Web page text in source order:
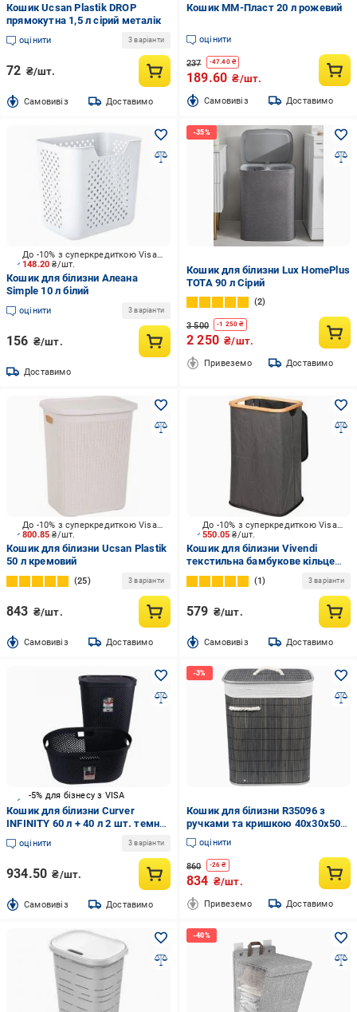
Кошик Ucsan Plastik DROP
прямокутна 1,5 л сірий металік
оцінити 3 варіанти
72 ₴/шт.
Cамовивіз Доставимо
Кошик ММ-Пласт 20 л рожевий
оцінити
237 -47.40₴
189.60 ₴/шт.
Cамовивіз Доставимо
148.20₴/шт.
До -10% з суперкредиткою Visa Вигода
Кошик для білизни Алеана
Simple 10 л білий
оцінити 3 варіанти
156 ₴/шт.
Доставимо
Кошик для білизни Lux HomePlus
TOTA 90 л Сірий
2
3 500 -1 250 ₴
2 250 ₴/шт.
Привеземо Доставимо
800.85₴/шт.
До -10% з суперкредиткою Visa Вигода
Кошик для білизни Ucsan Plastik
50 л кремовий
25 3 варіанти
843 ₴/шт.
Cамовивіз Доставимо
550.05₴/шт.
До -10% з суперкредиткою Visa Вигода
Кошик для білизни Vivendi
текстильна бамбукове кільце
580х330х330 мм темно-сірий
1 3 варіанти
579 ₴/шт.
Cамовивіз Доставимо
-5% для бізнесу з VISA
Кошик для білизни Curver
INFINITY 60 л + 40 л 2 шт. темно-
сірий
оцінити 3 варіанти
934.50 ₴/шт.
Cамовивіз Доставимо
Кошик для білизни R35096 з
ручками та кришкою 40х30х50
см Темно-сірий (33352731)
оцінити
860 -26 ₴
834 ₴/шт.
Привеземо Доставимо